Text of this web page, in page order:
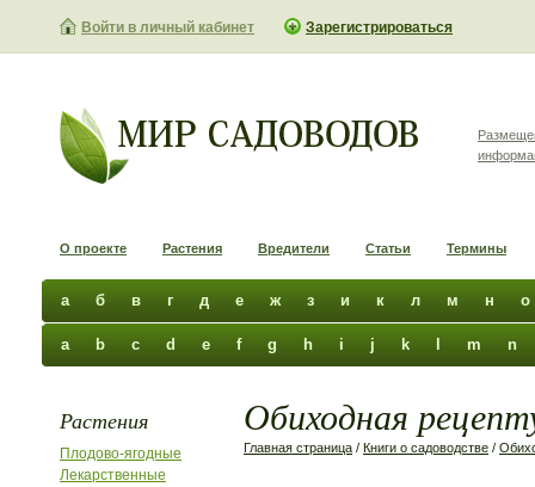
Войти в личный кабинет Зарегистрироваться
О проекте Растения Вредители Статьи Термины
а б в г д е ж з и к л м н о
a b c d e f g h i j k m n
Растения
Плодово-ягодные
Лекарственные
Обиходная
Главная страница / Книги о садоводстве /